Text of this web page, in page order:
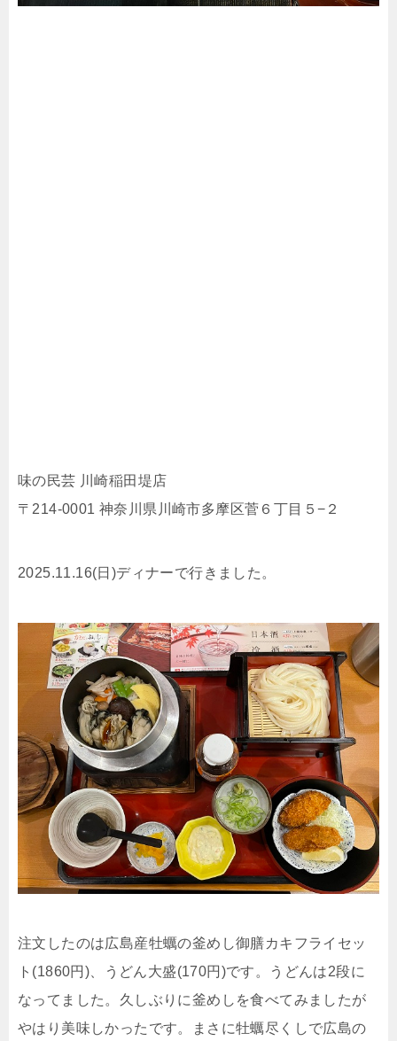
味の民芸 川崎稲田堤店
〒214-0001 神奈川県川崎市多摩区菅６丁目５−２
2025.11.16(日)ディナーで行きました。
注文したのは広島産牡蠣の釜めし御膳カキフライセッ
ト(1860円)、うどん大盛(170円)です。うどんは2段に
なってました。久しぶりに釜めしを食べてみましたが
やはり美味しかったです。まさに牡蠣尽くしで広島の